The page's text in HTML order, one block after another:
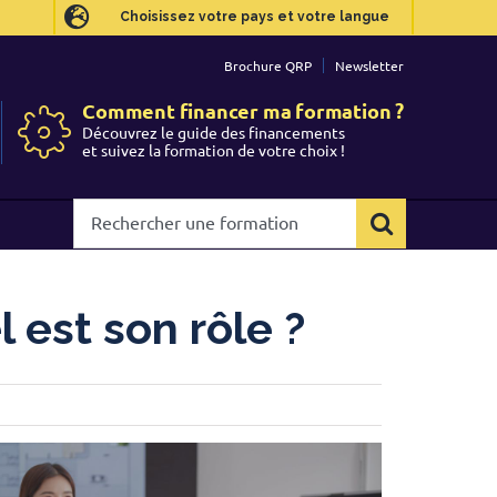
Choisissez votre pays et votre langue
Brochure QRP Newsletter
Comment financer ma formation ?
Découvrez le guide des financements
et suivez la formation de votre choix !
une
Choisissez votre pays et votre langue
Brochure QRP Newsletter
Comment financer ma formation ?
Découvrez le guide des financements
et suivez la formation de votre choix !
une
est son rôle ?